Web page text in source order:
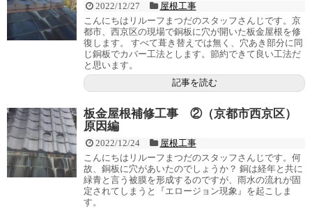
2022/12/27
屋根工事
こんにちはリルーフまつだのスタッフさんじです。京
都市、西京区の現場で銅板に穴が開いた板金屋根を修
復します。 すべて葺き替えでは無く、穴あき部分に同
じ銅板でカバー工法とします。節約できて良い工法だ
と思います。
記事を読む
板金屋根補修工事 ②（京都市西京区）
原因編
2022/12/24
屋根工事
こんにちはリルーフまつだのスタッフさんじです。何
故、銅板に穴があいたのでしょうか？ 銅は経年と共に
緑青と言う被膜を形成するのですが、雨水の流れが固
定されてしまうと『エロージョン現象』を起こしま
す。